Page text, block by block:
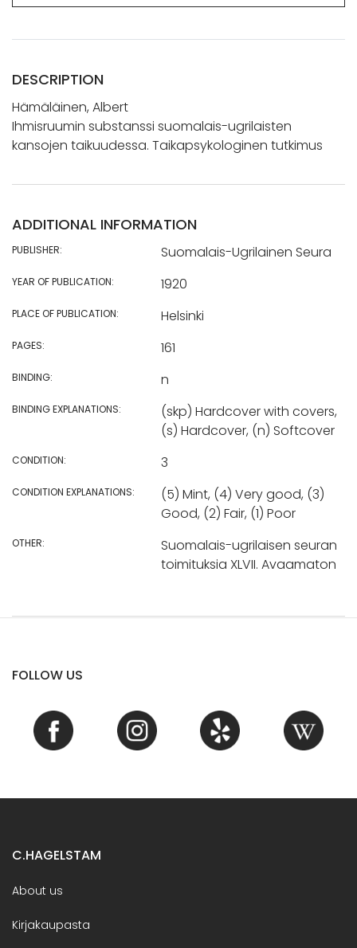
DESCRIPTION
Hämäläinen, Albert
Ihmisruumin substanssi suomalais-ugrilaisten
kansojen taikuudessa. Taikapsykologinen tutkimus
ADDITIONAL INFORMATION
PUBLISHER: Suomalais-Ugrilainen Seura
YEAR OF PUBLICATION: 1920
PLACE OF PUBLICATION: Helsinki
PAGES: 161
BINDING: n
BINDING EXPLANATIONS:
(skp) Hardcover with covers,
(s) Hardcover, (n) Softcover
CONDITION: 3
CONDITION EXPLANATIONS:
(5) Mint, (4) Very good, (3)
Good, (2) Fair, (1) Poor
OTHER:
Suomalais-ugrilaisen seuran
toimituksia XLVII. Avaamaton
FOLLOW US
C.HAGELSTAM
About us
Kirjakaupasta